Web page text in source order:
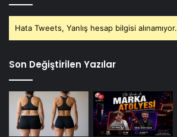
Hata Tweets, Yanlış hesap bilgisi alınamıyor.
Son Değiştirilen Yazılar